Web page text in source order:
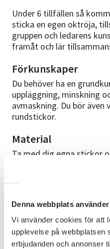
Denna webbplats
Vi använder cookies för att
upplevelse på webbplatsen
erbjudanden och annonser
Under 6 tillfällen så
sticka en egen oktröja,
gruppen och ledarens
framåt och lär
Förkunskaper
Du behöver ha en
uppläggning, minskning
avmaskning. Du bör
rundstickor.
Material
Ta med dig egna stickor
material så går ledaren
Om ledaren
Skriv text här om
finns.